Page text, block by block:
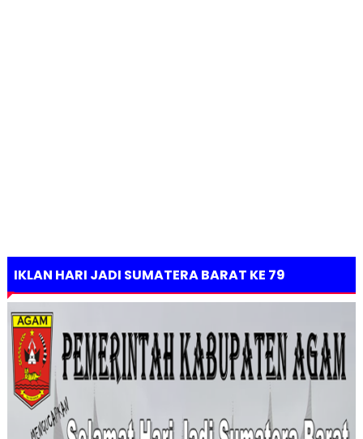
IKLAN HARI JADI SUMATERA BARAT KE 79